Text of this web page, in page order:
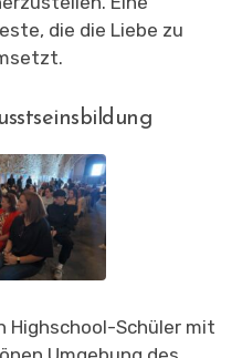
die die Liebe zu
Highschool-Schüler mit